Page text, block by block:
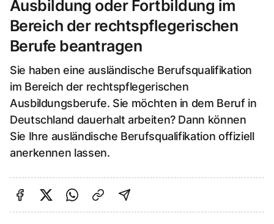
Ausbildung oder Fortbildung im
Bereich der rechtspflegerischen
Berufe beantragen
Sie haben eine ausländische Berufsqualifikation
im Bereich der rechtspflegerischen
Ausbildungsberufe. Sie möchten in dem Beruf in
Deutschland dauerhalt arbeiten? Dann können
Sie Ihre ausländische Berufsqualifikation offiziell
anerkennen lassen.
Auf Facebook teilen
Auf Twitter teilen
Per Link teilen
shareViaEmail